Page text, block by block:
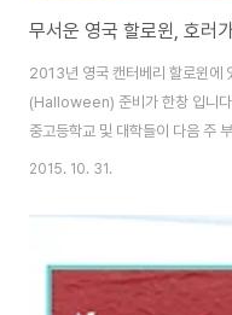
무서운 영국 할로윈, 호러
2013년 영국 캔터베리 할로윈에
(Halloween) 준비가 한창 입니
중고등학교 및 대학들이 다음 주
or reading week)에 들어가기 때
어제 저녁에 할로윈 행사가 있었
을 한 학생들도 있었고요, 학생들
등 할로윈 행사를 위한 준비에
놓아서 깜짝 놀랐어요. ㅎㅎ 할로
2015. 10. 31.